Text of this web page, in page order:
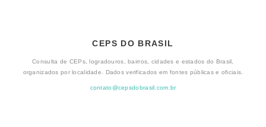
CEPS DO BRASIL
Consulta de CEPs, logradouros, bairros, cidades e estados do Brasil,
organizados por localidade. Dados verificados em fontes públicas e oficiais.
contato@cepsdobrasil.com.br